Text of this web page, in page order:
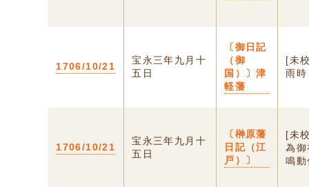
1706/10/21
宝永三年九月十
五日
〔御日記
（御
国）〕津
軽藩
[未
雨
1706/10/21
宝永三年九月十
五日
〔榊原藩
日記（江
戸）〕
[未
為
鳴